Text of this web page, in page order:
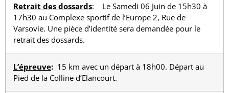
Retrait des dossards: Le Samedi 06 Juin de 15h30 à
17h30 au Complexe sportif de l’Europe 2, Rue de
Varsovie. Une pièce d’identité sera demandée pour le
retrait des dossards.
L’épreuve: 15 km avec un départ à 18h00. Départ au
Pied de la Colline d’Elancourt.